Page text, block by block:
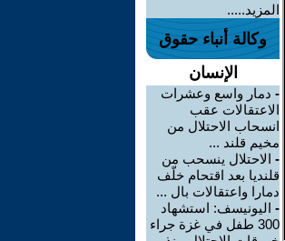
المزيد.....
وكالة أنباء حقوق
الإنسان
- دمار واسع وعشرات
الاعتقالات عقب
انسحاب الاحتلال من
مخيم قلند ...
- الاحتلال ينسحب من
قلنديا بعد اقتحام خلّف
دمارا واعتقالات بال ...
- اليونيسف: استشهاد
300 طفل في غزة جراء